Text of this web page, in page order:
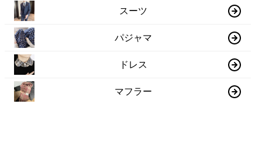
スーツ
パジャマ
ドレス
マフラー